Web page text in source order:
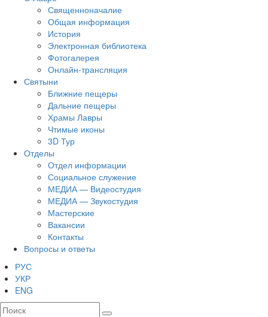
Священноначалие
Общая информация
История
Электронная библиотека
Фотогалерея
Онлайн-трансляция
Святыни
Ближние пещеры
Дальние пещеры
Храмы Лавры
Чтимые иконы
3D Тур
Отделы
Отдел информации
Социальное служение
МЕДИА — Видеостудия
МЕДИА — Звукостудия
Мастерские
Вакансии
Контакты
Вопросы и ответы
РУС
УКР
ENG